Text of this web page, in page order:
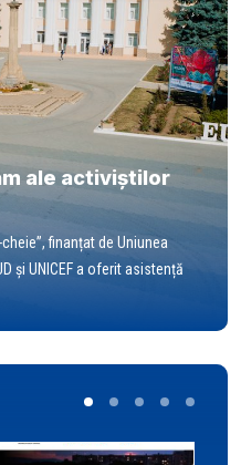
ale activiștilor
finanțat de Uniunea
și UNICEF a oferit asistență